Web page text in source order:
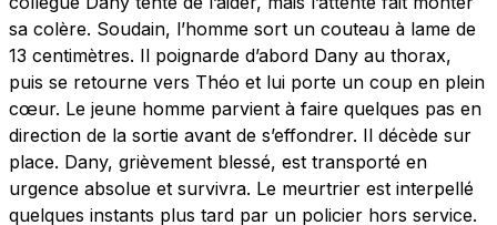
sa colère. Soudain, l’homme sort un couteau à lame de
13 centimètres. Il poignarde d’abord Dany au thorax,
puis se retourne vers Théo et lui porte un coup en plein
cœur. Le jeune homme parvient à faire quelques pas en
direction de la sortie avant de s’effondrer. Il décède sur
place. Dany, grièvement blessé, est transporté en
urgence absolue et survivra. Le meurtrier est interpellé
quelques instants plus tard par un policier hors service.